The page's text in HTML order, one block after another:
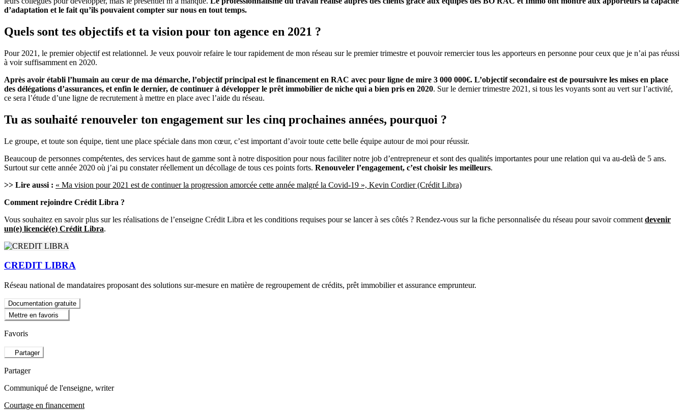
d’adaptation et le fait qu’ils pouvaient compter sur nous en tout temps.
Quels sont tes objectifs et ta vision pour ton agence en 2021 ?
Pour 2021, le premier objectif est relationnel. Je veux pouvoir refaire le tour rapidement de mon réseau sur le premier trimestre et pouvoir remercier tous les apporteurs en personne pour ceux que je n’ai pas réussi
à voir suffisamment en 2020.
Après avoir établi l’humain au cœur de ma démarche, l’objectif principal est le financement en RAC avec pour ligne de mire 3 000 000€. L’objectif secondaire est de poursuivre les mises en place
des délégations d’assurances, et enfin le dernier, de continuer à développer le prêt immobilier de niche qui a bien pris en 2020. Sur le dernier trimestre 2021, si tous les voyants sont au vert sur l’activité,
ce sera l’étude d’une ligne de recrutement à mettre en place avec l’aide du réseau.
Tu as souhaité renouveler ton engagement sur les cinq prochaines années, pourquoi ?
Le groupe, et toute son équipe, tient une place spéciale dans mon cœur, c’est important d’avoir toute cette belle équipe autour de moi pour réussir.
Beaucoup de personnes compétentes, des services haut de gamme sont à notre disposition pour nous faciliter notre job d’entrepreneur et sont des qualités importantes pour une relation qui va au-delà de 5 ans.
Surtout sur cette année 2020 où j’ai pu constater réellement un décollage de tous ces points forts. Renouveler l’engagement, c’est choisir les meilleurs.
>> Lire aussi : « Ma vision pour 2021 est de continuer la progression amorcée cette année malgré la Covid-19 », Kevin Cordier (Crédit Libra)
Comment rejoindre Crédit Libra ?
Vous souhaitez en savoir plus sur les réalisations de l’enseigne Crédit Libra et les conditions requises pour se lancer à ses côtés ? Rendez-vous sur la fiche personnalisée du réseau pour savoir comment devenir
un(e) licencié(e) Crédit Libra.
CREDIT LIBRA
Réseau national de mandataires proposant des solutions sur-mesure en matière de regroupement de crédits, prêt immobilier et assurance emprunteur.
Documentation gratuite
Mettre en favoris
Favoris
Partager
Partager
Communiqué de l'enseigne, writer
Courtage en financement